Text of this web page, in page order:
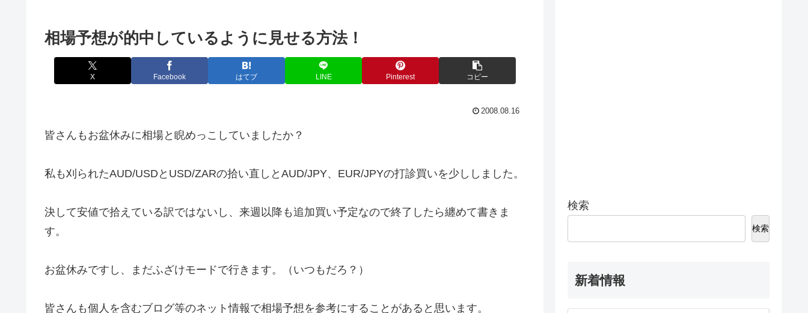
相場予想が的中しているように見せる方法！
X Facebook はてブ LINE Pinterest コピー
2008.08.16
皆さんもお盆休みに相場と睨めっこしていましたか？
私も刈られたAUD/USDとUSD/ZARの拾い直しとAUD/JPY、EUR/JPYの打診買いを少ししました。
決して安値で拾えている訳ではないし、来週以降も追加買い予定なので終了したら纏めて書きま
す。
お盆休みですし、まだふざけモードで行きます。（いつもだろ？）
皆さんも個人を含むブログ等のネット情報で相場予想を参考にすることがあると思います。
検索
検索
新着情報